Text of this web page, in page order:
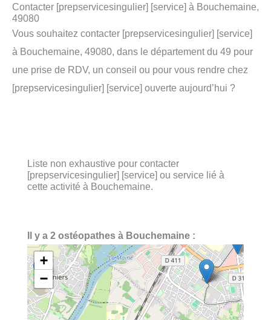
Contacter [prepservicesingulier] [service] à Bouchemaine,
49080
Vous souhaitez contacter [prepservicesingulier] [service]
à Bouchemaine, 49080, dans le département du 49 pour
une prise de RDV, un conseil ou pour vous rendre chez
[prepservicesingulier] [service] ouverte aujourd’hui ?
Liste non exhaustive pour contacter
[prepservicesingulier] [service] ou service lié à
cette activité à Bouchemaine.
Il y a 2 ostéopathes à Bouchemaine :
+
−